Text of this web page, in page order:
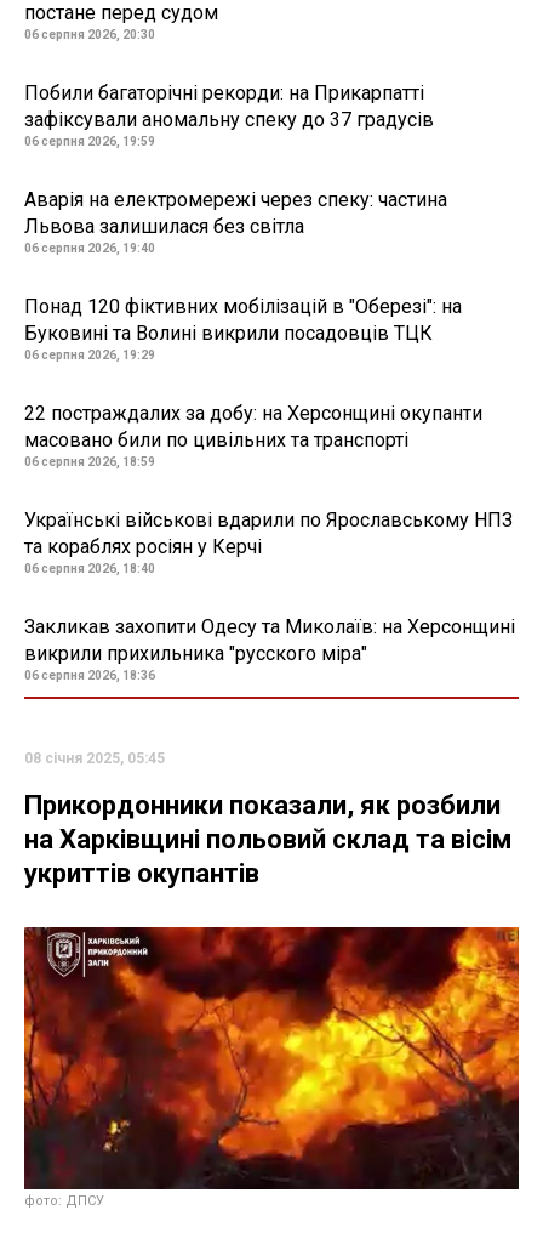
постане перед судом
06 серпня 2026, 20:30
Побили багаторічні рекорди: на Прикарпатті
зафіксували аномальну спеку до 37 градусів
06 серпня 2026, 19:59
Аварія на електромережі через спеку: частина
Львова залишилася без світла
06 серпня 2026, 19:40
Понад 120 фіктивних мобілізацій в "Оберезі": на
Буковині та Волині викрили посадовців ТЦК
06 серпня 2026, 19:29
22 постраждалих за добу: на Херсонщині окупанти
масовано били по цивільних та транспорті
06 серпня 2026, 18:59
Українські військові вдарили по Ярославському НПЗ
та кораблях росіян у Керчі
06 серпня 2026, 18:40
Закликав захопити Одесу та Миколаїв: на Херсонщині
викрили прихильника "русского міра"
06 серпня 2026, 18:36
08 січня 2025, 05:45
Прикордонники показали, як розбили
на Харківщині польовий склад та вісім
укриттів окупантів
фото: ДПСУ